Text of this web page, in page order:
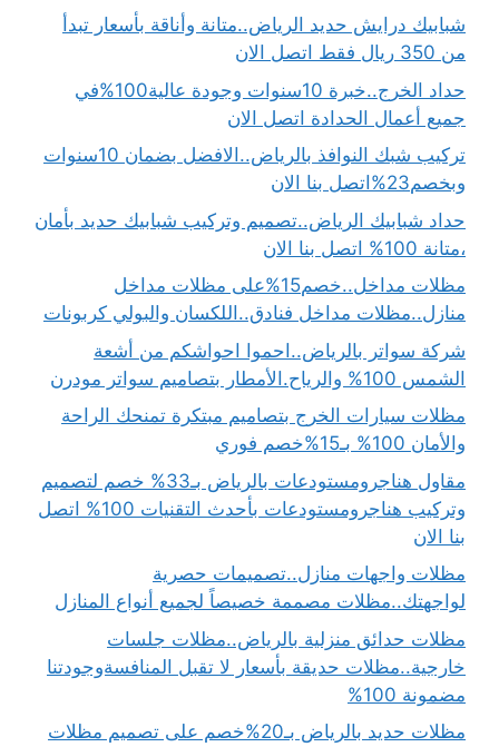
شبابيك درايش حديد الرياض..متانة وأناقة بأسعار تبدأ
من 350 ريال فقط اتصل الان
حداد الخرج..خبرة 10سنوات وجودة عالية100%في
جميع أعمال الحدادة اتصل الان
تركيب شبك النوافذ بالرياض..الافضل بضمان 10سنوات
وبخصم23%اتصل بنا الان
حداد شبابيك الرياض..تصميم وتركيب شبابيك حديد بأمان
،متانة 100% اتصل بنا الان
مظلات مداخل..خصم15%على مظلات مداخل
منازل..مظلات مداخل فنادق..اللكسان والبولي كربونات
شركة سواتر بالرياض..احموا احواشكم من أشعة
الشمس 100% والرياح.الأمطار بتصاميم سواتر مودرن
مظلات سيارات الخرج بتصاميم مبتكرة تمنحك الراحة
والأمان 100% بـ15%خصم فوري
مقاول هناجرومستودعات بالرياض بـ33% خصم لتصميم
وتركيب هناجرومستودعات بأحدث التقنيات 100% اتصل
بنا الان
مظلات واجهات منازل..تصميمات حصرية
لواجهتك..مظلات مصممة خصيصاً لجميع أنواع المنازل
مظلات حدائق منزلية بالرياض..مظلات جلسات
خارجية..مظلات حديقة بأسعار لا تقبل المنافسةوجودتنا
مضمونة 100%
مظلات حديد بالرياض بـ20%خصم على تصميم مظلات